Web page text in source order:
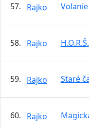
57. Rajko
58. Rajko H.O.R.Š.
59. Rajko
60. Rajko